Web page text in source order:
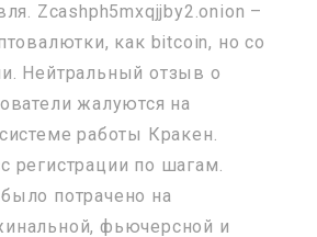
Zcashph5mxqjjby2.onion –
как bitcoin, но со
Нейтральный отзыв о
жалуются на
работы Кракен.
регистрации по шагам.
потрачено на
фьючерсной и